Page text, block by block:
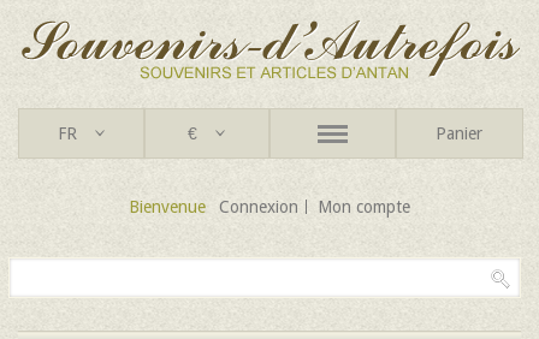
FR € Panier
Bienvenue Connexion Mon compte